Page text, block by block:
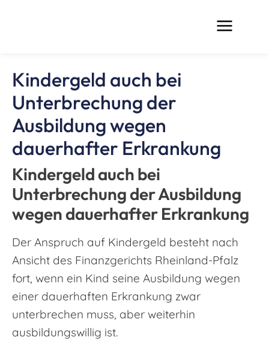
Kindergeld auch bei
Unterbrechung der
Ausbildung wegen
dauerhafter Erkrankung
Kindergeld auch bei
Unterbrechung der Ausbildung
wegen dauerhafter Erkrankung
Der Anspruch auf Kindergeld besteht nach
Ansicht des Finanzgerichts Rheinland-Pfalz
fort, wenn ein Kind seine Ausbildung wegen
einer dauerhaften Erkrankung zwar
unterbrechen muss, aber weiterhin
ausbildungswillig ist.